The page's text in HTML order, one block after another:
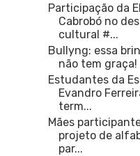
Participação da
Cabrobó no
cultural #...
Bullyng: essa
não tem graça!
Estudantes da
Evandro
term...
Mães
projeto de
par...